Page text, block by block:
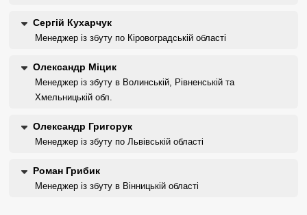
Сергій Кухарчук
Менеджер із збуту по Кіровоградській області
Олександр Міцик
Менеджер із збуту в Волинській, Рівненській та
Хмельницькій обл.
Олександр Григорук
Менеджер із збуту по Львівській області
Роман Грибик
Менеджер із збуту в Вінницькій області